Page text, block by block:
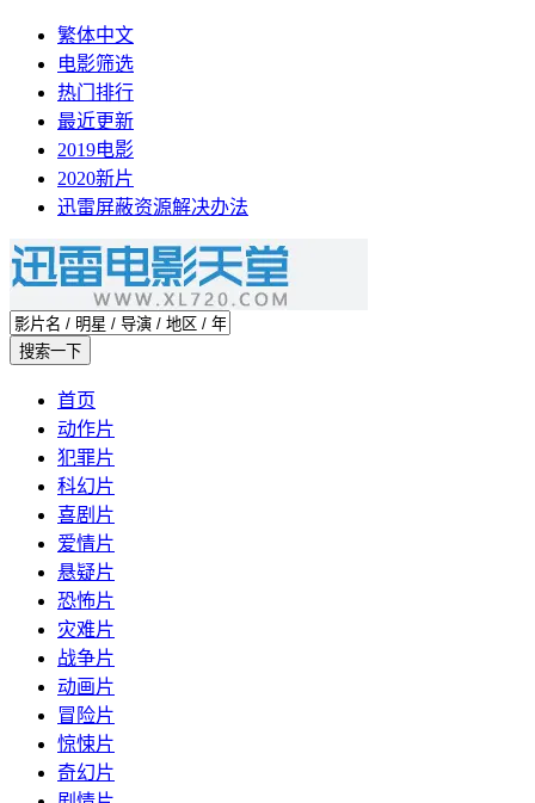
繁体中文
电影筛选
热门排行
最近更新
2019电影
2020新片
迅雷屏蔽资源解决办法
首页
动作片
犯罪片
科幻片
喜剧片
爱情片
悬疑片
恐怖片
灾难片
战争片
动画片
冒险片
惊悚片
奇幻片